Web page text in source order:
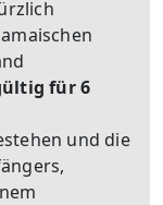
für 6
und die